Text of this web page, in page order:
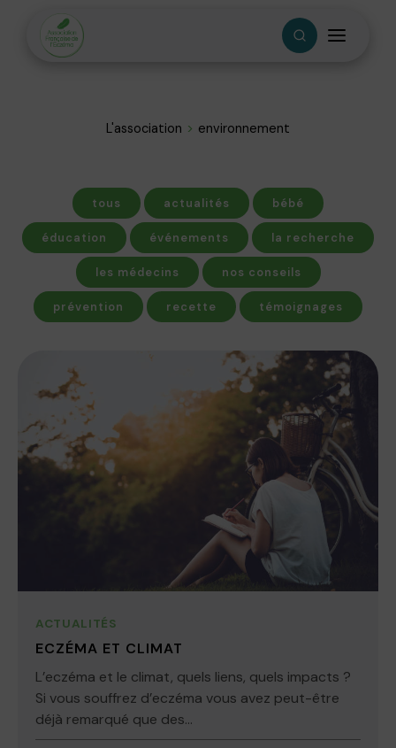
L'association environnement
tous actualités bébé
éducation événements la recherche
les médecins nos conseils
prévention recette témoignages
ACTUALITÉS
ECZÉMA ET CLIMAT
L’eczéma et le climat, quels liens, quels impacts ?
Si vous souffrez d’eczéma vous avez peut-être
déjà remarqué que des...